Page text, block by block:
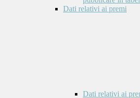
Dati relativi ai premi
Dati relativi ai